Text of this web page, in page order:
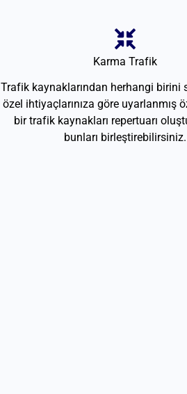
Karma Trafik
Trafik kaynaklarından herhangi birini
özel ihtiyaçlarınıza göre uyarlanmış
bir trafik kaynakları repertuarı
bunları birleştirebilirsiniz.